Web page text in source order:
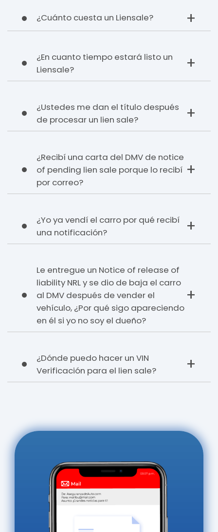
¿Cuánto cuesta un Liensale?
¿En cuanto tiempo estará listo un
Liensale?
¿Ustedes me dan el título después
de procesar un lien sale?
¿Recibí una carta del DMV de notice
of pending lien sale porque lo recibí
por correo?
¿Yo ya vendí el carro por qué recibí
una notificación?
Le entregue un Notice of release of
liability NRL y se dio de baja el carro
al DMV después de vender el
vehículo, ¿Por qué sigo apareciendo
en él si yo no soy el dueño?
¿Dónde puedo hacer un VIN
Verificación para el lien sale?